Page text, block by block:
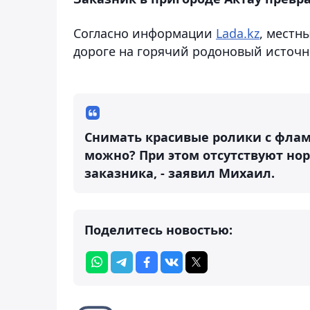
Согласно информации Lada.kz,
дороге на горячий родоновый
Снимать красивые ролики с
можно? При этом отсутствуют
заказника, - заявил Михаил.
Поделитесь новостью: